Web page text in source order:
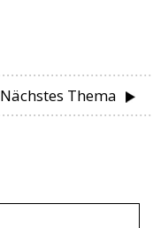
Nächstes Thema